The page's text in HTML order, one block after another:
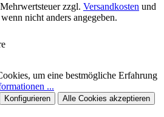
zzgl. Versandkosten und
nicht anders angegeben.
um eine bestmögliche Erfahrung
...
Konfigurieren Alle Cookies akzeptieren